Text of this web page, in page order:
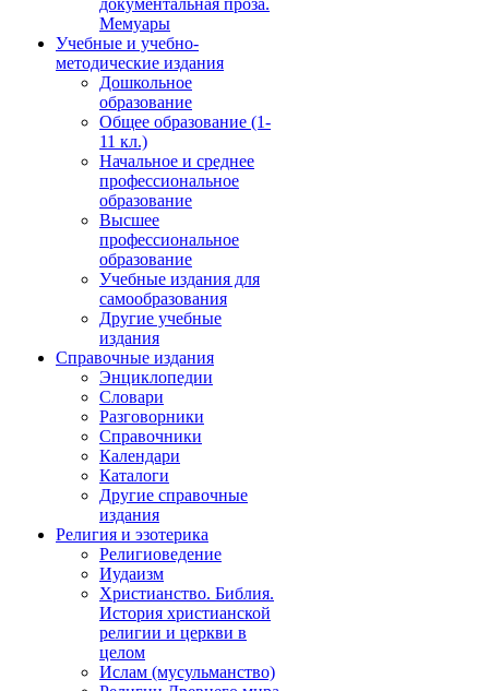
документальная проза.
Мемуары
Учебные и учебно-
методические издания
Дошкольное
образование
Общее образование (1-
11 кл.)
Начальное и среднее
профессиональное
образование
Высшее
профессиональное
образование
Учебные издания для
самообразования
Другие учебные
издания
Справочные издания
Энциклопедии
Словари
Разговорники
Справочники
Календари
Каталоги
Другие справочные
издания
Религия и эзотерика
Религиоведение
Иудаизм
Христианство. Библия.
История христианской
религии и церкви в
целом
Ислам (мусульманство)